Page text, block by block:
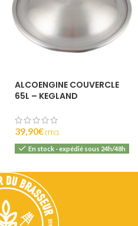
ALCOENGINE COUVERCLE
65L – KEGLAND
39,90€ (T.T.C).
En stock - expédié sous 24h/48h